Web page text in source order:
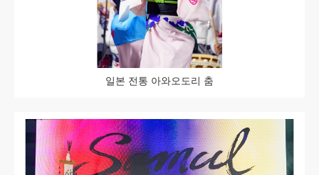
일본 전통 아와오도리 춤